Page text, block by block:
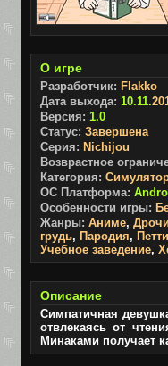
О игре
Разработчик: Flakko
Дата выхода: 10.11.
Версия: 1.0
Статус: Завершена
Серия: Nichijou
Возврастное
Категория:
ОС Платформа:
Особенности игры:
Жанры: Аниме,
грудь, Пародия,
Учебное заведение,
Описание
Симпатичная
отвлекаясь от
Минаками получает